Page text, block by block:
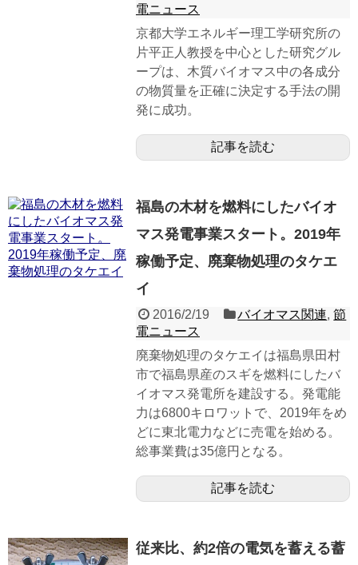
電ニュース
京都大学エネルギー理工学研究所の
片平正人教授を中心とした研究グル
ープは、木質バイオマス中の各成分
の物質量を正確に決定する手法の開
発に成功。
記事を読む
福島の木材を燃料にしたバイオ
マス発電事業スタート。2019年
稼働予定、廃棄物処理のタケエ
イ
2016/2/19 バイオマス関連,節
電ニュース
廃棄物処理のタケエイは福島県田村
市で福島県産のスギを燃料にしたバ
イオマス発電所を建設する。発電能
力は6800キロワットで、2019年をめ
どに東北電力などに売電を始める。
総事業費は35億円となる。
記事を読む
従来比、約2倍の電気を蓄える蓄